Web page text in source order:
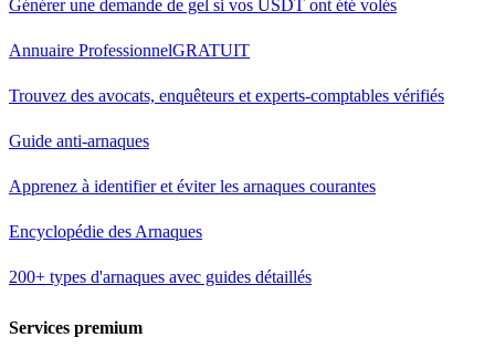
Générer une demande de gel si vos USDT ont été volés
Annuaire ProfessionnelGRATUIT
Trouvez des avocats, enquêteurs et experts-comptables vérifiés
Guide anti-arnaques
Apprenez à identifier et éviter les arnaques courantes
Encyclopédie des Arnaques
200+ types d'arnaques avec guides détaillés
Services premium